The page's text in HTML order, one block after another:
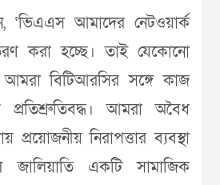
আমাদের নেটওয়ার্ক
করা হচ্ছে। তাই যেকোনো
আমরা বিটিআরসির সঙ্গে কাজ
আমরা অবৈধ
প্রয়োজনীয় নিরাপত্তার ব্যবস্থা
জালিয়াতি একটি সামাজিক